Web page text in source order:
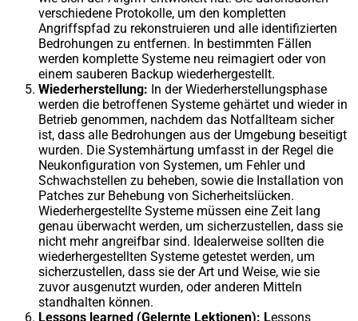
verschiedene Protokolle, um den kompletten
Angriffspfad zu rekonstruieren und alle identifizierten
Bedrohungen zu entfernen. In bestimmten Fällen
werden komplette Systeme neu reimagiert oder von
einem sauberen Backup wiederhergestellt.
Wiederherstellung: In der Wiederherstellungsphase
werden die betroffenen Systeme gehärtet und wieder in
Betrieb genommen, nachdem das Notfallteam sicher
ist, dass alle Bedrohungen aus der Umgebung beseitigt
wurden. Die Systemhärtung umfasst in der Regel die
Neukonfiguration von Systemen, um Fehler und
Schwachstellen zu beheben, sowie die Installation von
Patches zur Behebung von Sicherheitslücken.
Wiederhergestellte Systeme müssen eine Zeit lang
genau überwacht werden, um sicherzustellen, dass sie
nicht mehr angreifbar sind. Idealerweise sollten die
wiederhergestellten Systeme getestet werden, um
sicherzustellen, dass sie der Art und Weise, wie sie
zuvor ausgenutzt wurden, oder anderen Mitteln
standhalten können.
Lessons learned (Gelernte Lektionen): Lessons